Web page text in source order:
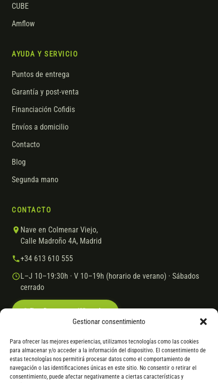
Gestionar consentimiento
Para ofrecer las mejores experiencias, utilizamos tecnologías como las cookies
para almacenar y/o acceder a la información del dispositivo. El consentimiento de
estas tecnologías nos permitirá procesar datos como el comportamiento de
navegación o las identificaciones únicas en este sitio. No consentir o retirar el
consentimiento, puede afectar negativamente a ciertas características y
CUBE
Amflow
AYUDA Y SERVICIO
Puntos de entrega
Garantía y post-venta
Financiación Cofidis
Envíos a domicilio
Contacto
Blog
Segunda mano
CONTACTO
Nave en Colmenar Viejo,
Calle Madroño 4A, Madrid
+34 613 610 555
L–J 10–19:30h · V 10–19h (horario de verano) · Sábados
cerrado
© 2026 Ebike.esAviso legal Política de cookies
VISA Mastercard Transferencia Cofidis